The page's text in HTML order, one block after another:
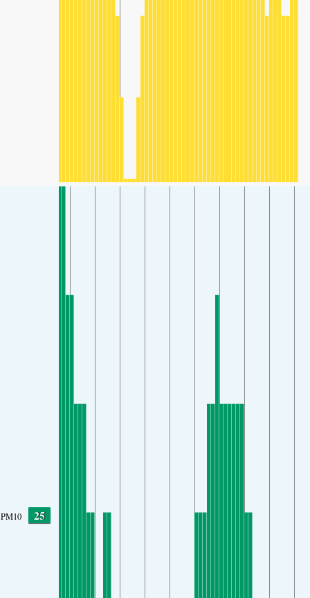
PM10 25